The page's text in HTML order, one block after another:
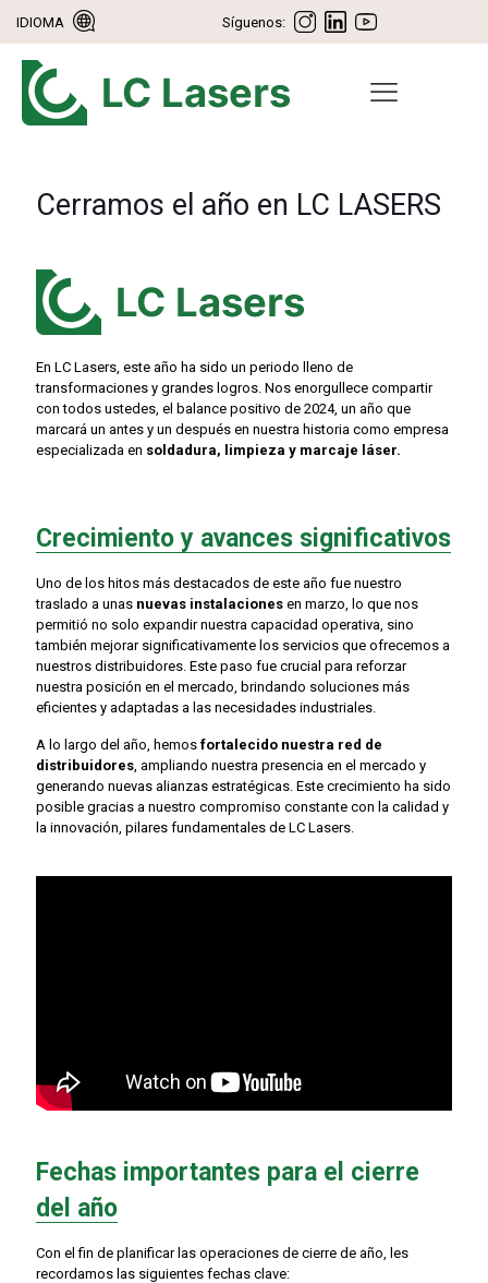
IDIOMA Síguenos:
Cerramos el año en LC LASERS
En LC Lasers, este año ha sido un periodo lleno de
transformaciones y grandes logros. Nos enorgullece compartir
con todos ustedes, el balance positivo de 2024, un año que
marcará un antes y un después en nuestra historia como empresa
especializada en soldadura, limpieza y marcaje láser.
Crecimiento y avances significativos
Uno de los hitos más destacados de este año fue nuestro
traslado a unas nuevas instalaciones en marzo, lo que nos
permitió no solo expandir nuestra capacidad operativa, sino
también mejorar significativamente los servicios que ofrecemos a
nuestros distribuidores. Este paso fue crucial para reforzar
nuestra posición en el mercado, brindando soluciones más
eficientes y adaptadas a las necesidades industriales.
A lo largo del año, hemos fortalecido nuestra red de
distribuidores , ampliando nuestra presencia en el mercado y
generando nuevas alianzas estratégicas. Este crecimiento ha sido
posible gracias a nuestro compromiso constante con la calidad y
la innovación, pilares fundamentales de LC Lasers.
Fechas importantes para el cierre
del año
Con el fin de planificar las operaciones de cierre de año, les
recordamos las siguientes fechas clave: